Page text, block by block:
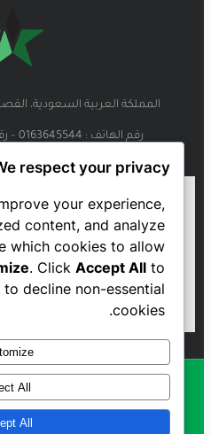
المملكة العربية السعودية،
رقم الهاتف : 0163645544 – رقم الفاكس : 0163641219
FC - 2023
respect your privacy
your experience,
content, and analyze
which cookies to allow
. ClickAccept All to
to decline non-essential
cookies.
All
All